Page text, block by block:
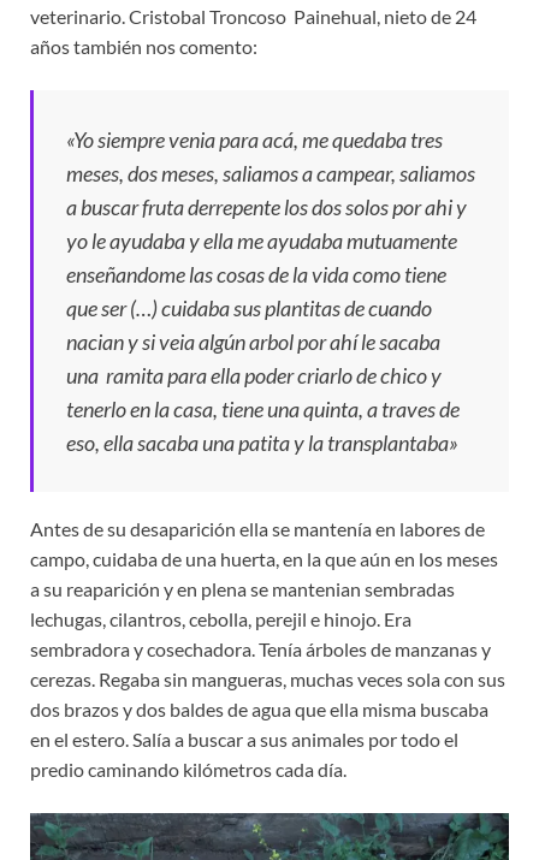
veterinario. Cristobal Troncoso Painehual, nieto de 24
años también nos comento:
«Yo siempre venia para acá, me quedaba tres
meses, dos meses, saliamos a campear, saliamos
a buscar fruta derrepente los dos solos por ahi y
yo le ayudaba y ella me ayudaba mutuamente
enseñandome las cosas de la vida como tiene
que ser (…) cuidaba sus plantitas de cuando
nacian y si veia algún arbol por ahí le sacaba
una ramita para ella poder criarlo de chico y
tenerlo en la casa, tiene una quinta, a traves de
eso, ella sacaba una patita y la transplantaba»
Antes de su desaparición ella se mantenía en labores de
campo, cuidaba de una huerta, en la que aún en los meses
a su reaparición y en plena se mantenian sembradas
lechugas, cilantros, cebolla, perejil e hinojo. Era
sembradora y cosechadora. Tenía árboles de manzanas y
cerezas. Regaba sin mangueras, muchas veces sola con sus
dos brazos y dos baldes de agua que ella misma buscaba
en el estero. Salía a buscar a sus animales por todo el
predio caminando kilómetros cada día.